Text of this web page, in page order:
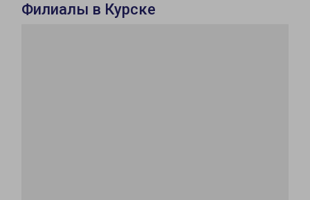
Филиалы в Курске